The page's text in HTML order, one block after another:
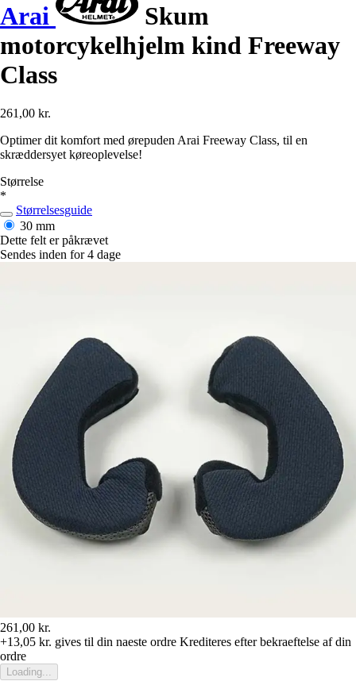
Arai
Skum
motorcykelhjelm kind Freeway
Class
261,00 kr.
Optimer dit komfort med ørepuden Arai Freeway Class, til en
skræddersyet køreoplevelse!
Størrelse
*
Størrelsesguide
30 mm
Dette felt er påkrævet
Sendes inden for 4 dage
261,00 kr.
+13,05 kr. gives til din naeste ordre Krediteres efter bekraeftelse af din
ordre
Loading...